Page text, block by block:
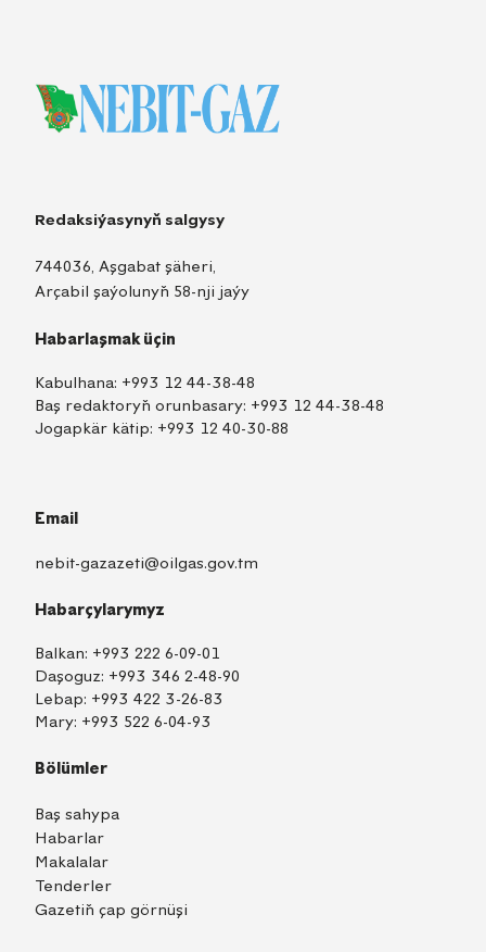
Redaksiýasynyň salgysy
744036, Aşgabat şäheri,
Arçabil şaýolunyň 58-nji jaýy
Habarlaşmak üçin
Kabulhana: +993 12 44-38-48
Baş redaktoryň orunbasary: +993 12 44-38-48
Jogapkär kätip: +993 12 40-30-88
Email
nebit-gazazeti@oilgas.gov.tm
Habarçylarymyz
Balkan: +993 222 6-09-01
Daşoguz: +993 346 2-48-90
Lebap: +993 422 3-26-83
Mary: +993 522 6-04-93
Bölümler
Baş sahypa
Habarlar
Makalalar
Tenderler
Gazetiň çap görnüşi